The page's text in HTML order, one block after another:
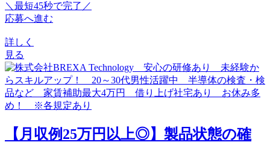
＼最短45秒で完了／
応募へ進む
詳しく
見る
【月収例25万円以上◎】製品状態の確